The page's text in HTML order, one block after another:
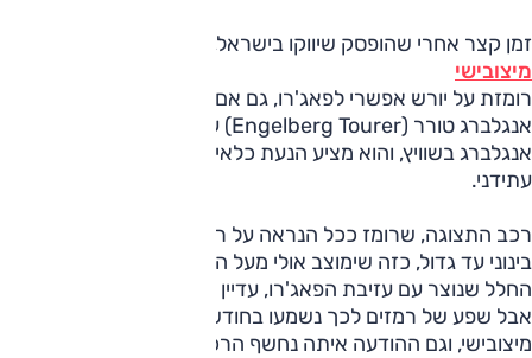
זמן קצר אחרי שהופסק שיווקו בישראל,
מיצובישי
רומזת על יורש אפשרי לפאג'רו, גם אם לא באופן ישיר. קוראים לו
אנגלברג טורר (Engelberg Tourer) על שמו של אתר הסקי
אנגלברג בשוויץ, והוא מציע הנעת כלאיים מתקדמת ועיצוב
עתידני.
רכב התצוגה, שרומז ככל הנראה על רכב פנאי סדרתי בגודל
בינוני עד גדול, כזה שימוצב אולי מעל האאוטלנדר כדי למלא את
החלל שנוצר עם עזיבת הפאג'רו, עדיין לא אושר רשמית לייצור.
אבל שפע של רמזים לכך נשמעו בחודשים האחרונים מבכירי
מיצובישי, וגם ההודעה איתה נחשף הרכב מכילה לא מעט כאלו.